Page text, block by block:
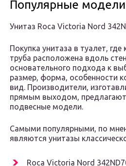
Популярные модели
Унитаз Roca Victoria Nord
Покупка унитаза в туалет,
труба расположена вдоль
основательного подхода к
размер, форма, особенности
вид. Производители,
прямым выходом,
подвесные модели.
Самыми популярными, по
являются унитазы
Roca Victoria Nord